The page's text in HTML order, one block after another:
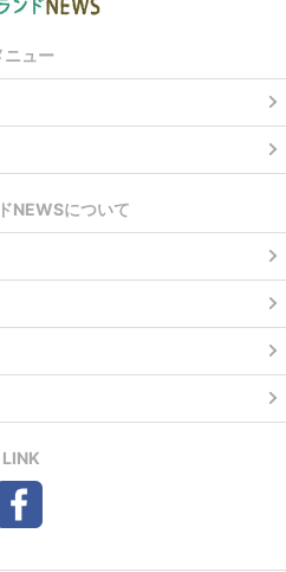
ニュー
NEWSについて
LINK